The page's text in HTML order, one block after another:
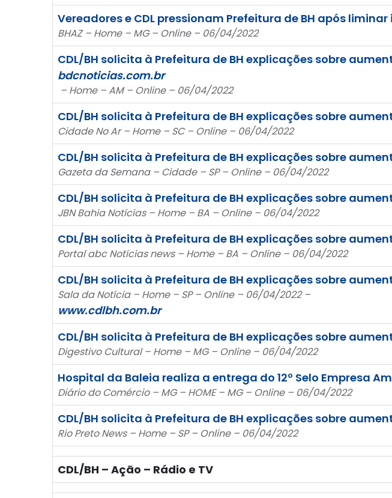
Vereadores e CDL pressionam Prefeitura de BH após
BHAZ – Home – MG – Online – 06/04/2022
CDL/BH solicita à Prefeitura de BH explicações sobre
bdcnoticias.com.br
– Home – AM – Online – 06/04/2022
CDL/BH solicita à Prefeitura de BH explicações sobre
Cidade No Ar – Home – SC – Online – 06/04/2022
CDL/BH solicita à Prefeitura de BH explicações sobre
Gazeta da Semana – Cidade – SP – Online – 06/04/2022
CDL/BH solicita à Prefeitura de BH explicações sobre
JBN Bahia Notícias – Home – BA – Online – 06/04/2022
CDL/BH solicita à Prefeitura de BH explicações sobre
Portal abc Notícias news – Home – BA – Online – 06/04/2022
CDL/BH solicita à Prefeitura de BH explicações sobre
Sala da Notícia – Home – SP – Online – 06/04/2022 –
www.cdlbh.com.br
CDL/BH solicita à Prefeitura de BH explicações sobre
Digestivo Cultural – Home – MG – Online – 06/04/2022
Hospital da Baleia realiza a entrega do 12º Selo Empresa
Diário do Comércio – MG – HOME – MG – Online – 06/04/2022
CDL/BH solicita à Prefeitura de BH explicações sobre
Rio Preto News – Home – SP – Online – 06/04/2022
CDL/BH – Ação – Rádio e TV